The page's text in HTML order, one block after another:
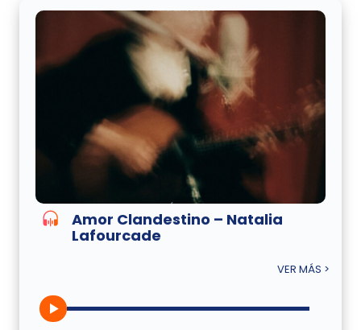
Amor Clandestino – Natalia
Lafourcade
VER MÁS >